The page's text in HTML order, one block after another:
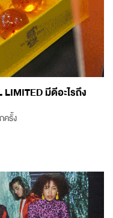
มีดีอะไรถึง
ครั้ง